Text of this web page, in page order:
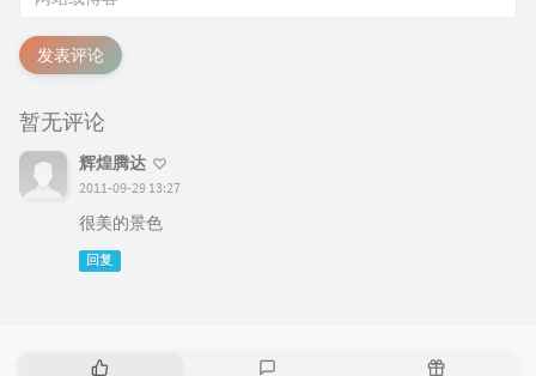
发表评论
暂无评论
辉煌腾达
2011-09-29 13:27
很美的景色
回复
热
随